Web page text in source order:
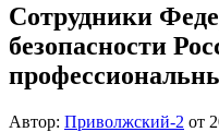
Сотрудники
безопасности
Автор: Приволжский-2 от